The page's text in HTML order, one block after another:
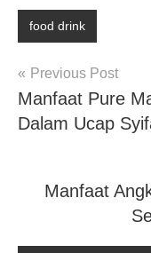
food drink
Post
navigation
Previous Post
Manfaat Pure
Dalam Ucap
Manfaat